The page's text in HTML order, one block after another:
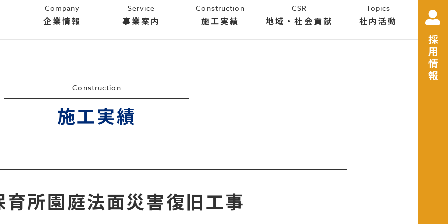
Company
企業情報
Service
事業案内
Construction
施工実績
CSR
地域・社会貢献
Topics
社内活動
採用情報
Construction
施工実績
育所園庭法面災害復旧工事